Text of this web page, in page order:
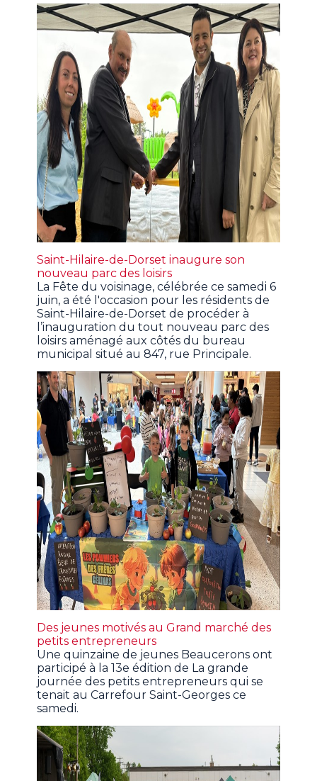
Saint-Hilaire-de-Dorset inaugure son
nouveau parc des loisirs
La Fête du voisinage, célébrée ce samedi 6
juin, a été l'occasion pour les résidents de
Saint-Hilaire-de-Dorset de procéder à
l’inauguration du tout nouveau parc des
loisirs aménagé aux côtés du bureau
municipal situé au 847, rue Principale.
Des jeunes motivés au Grand marché des
petits entrepreneurs
Une quinzaine de jeunes Beaucerons ont
participé à la 13e édition de La grande
journée des petits entrepreneurs qui se
tenait au Carrefour Saint-Georges ce
samedi.